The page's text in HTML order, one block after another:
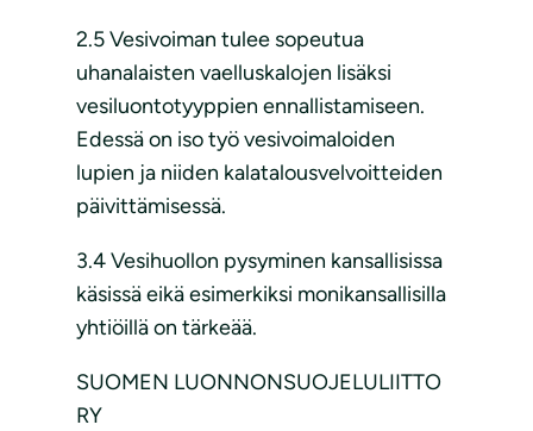
2.5 Vesivoiman tulee sopeutua
uhanalaisten vaelluskalojen lisäksi
vesiluontotyyppien ennallistamiseen.
Edessä on iso työ vesivoimaloiden
lupien ja niiden kalatalousvelvoitteiden
päivittämisessä.
3.4 Vesihuollon pysyminen kansallisissa
käsissä eikä esimerkiksi monikansallisilla
yhtiöillä on tärkeää.
SUOMEN LUONNONSUOJELULIITTO
RY